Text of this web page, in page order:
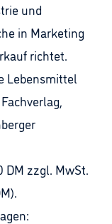
und
in Marketing
richtet.
Lebensmittel
DM zzgl. MwSt.